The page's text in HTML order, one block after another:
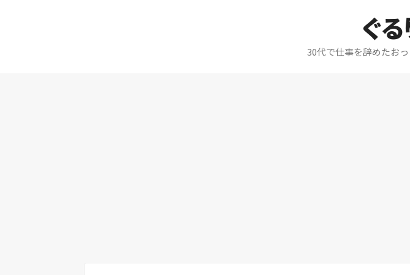
ぐ
30代で仕事を辞めたお